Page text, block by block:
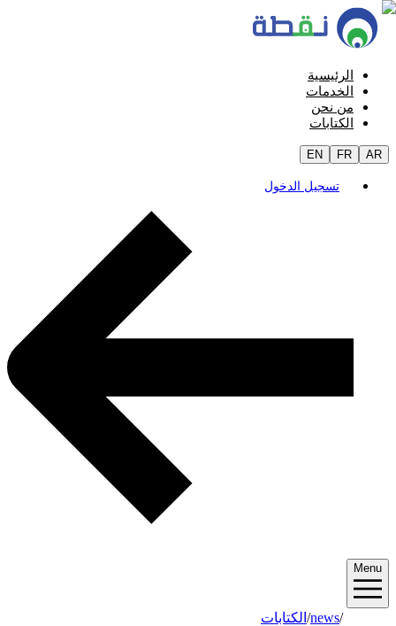
الرئيسية
الخدمات
من نحن
الكتابات
EN FR AR
تسجيل الدخول
Menu
الكتابات/news